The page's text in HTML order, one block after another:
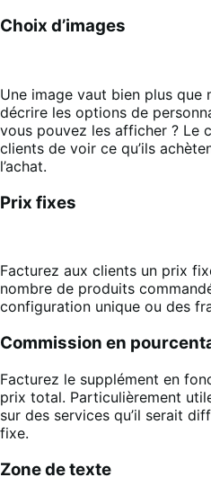
Choix d’images
Une image vaut bien plus que
décrire les options de
vous pouvez les afficher ? Le
clients de voir ce qu’ils
l’achat.
Prix fixes
Facturez aux clients un prix
nombre de produits
configuration unique ou des
Commission en
Facturez le supplément en
prix total. Particulièrement
sur des services qu’il serait
fixe.
Zone de texte